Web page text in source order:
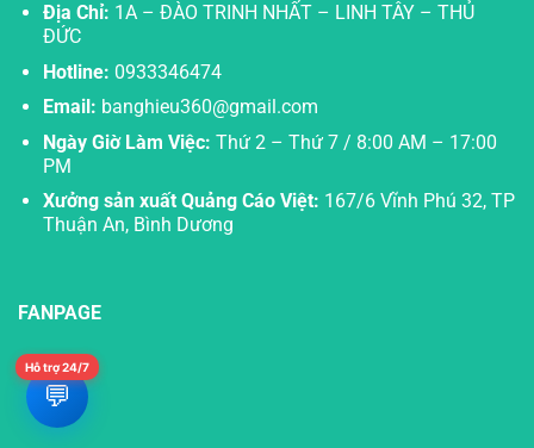
Địa Chỉ: 1A – ĐÀO TRINH NHẤT – LINH TÂY – THỦ
ĐỨC
Hotline: 0933346474
Email: banghieu360@gmail.com
Ngày Giờ Làm Việc: Thứ 2 – Thứ 7 / 8:00 AM – 17:00
PM
Xưởng sản xuất Quảng Cáo Việt: 167/6 Vĩnh Phú 32, TP
Thuận An, Bình Dương
FANPAGE
💬
Hỗ trợ 24/7